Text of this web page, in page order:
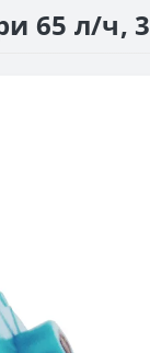
65 л/ч,